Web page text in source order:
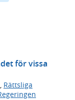
för vissa
, Rättsliga